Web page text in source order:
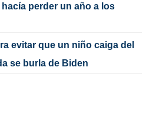
perder un año a los
evitar que un niño caiga del
se burla de Biden